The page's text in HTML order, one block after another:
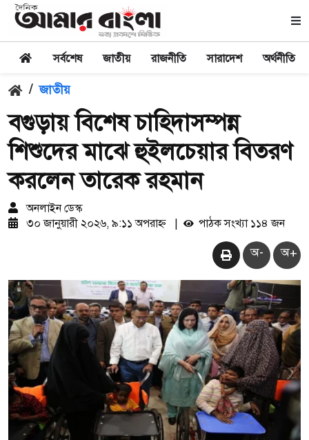
সর্বশেষ জাতীয় রাজনীতি সারাদেশ অর্থনীতি
/ জাতীয়
বগুড়ায় বিশেষ চাহিদাসম্পন্ন
শিশুদের মাঝে হুইলচেয়ার বিতরণ
করলেন তারেক রহমান
অনলাইন ডেস্ক
৩০ জানুয়ারী ২০২৬, ৯:১১ অপরাহ্ন
পাঠক সংখ্যা ১১৪ জন
অ- অ+